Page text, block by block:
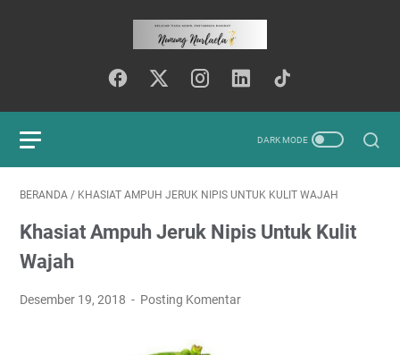
BERANDA / KHASIAT AMPUH JERUK NIPIS UNTUK KULIT WAJAH
Khasiat Ampuh Jeruk Nipis Untuk Kulit
Wajah
Desember 19, 2018 Posting Komentar